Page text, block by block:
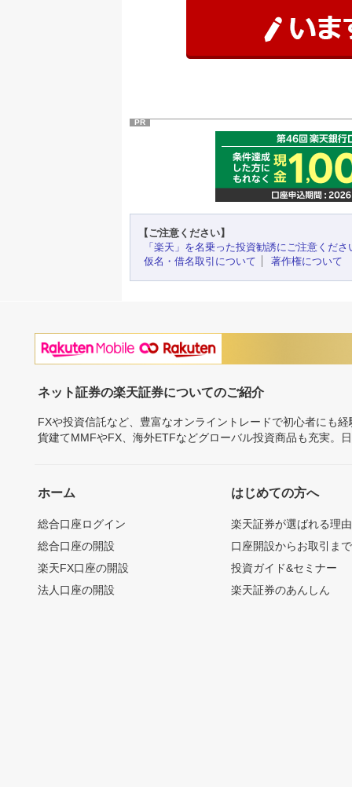
PR
【ご注意ください】
「楽天」を名乗った投資勧誘にご注意くださ
仮名・借名取引について
著作権について
ネット証券の楽天証券についてのご紹介
FXや投資信託など、豊富なオンライントレードで初心者にも
貨建てMMFやFX、海外ETFなどグローバル投資商品も充実。
ホーム
総合口座ログイン
総合口座の開設
楽天FX口座の開設
法人口座の開設
はじめての方へ
楽天証券が選ばれる理由
口座開設からお取引ま
投資ガイド&セミナー
楽天証券のあんしん